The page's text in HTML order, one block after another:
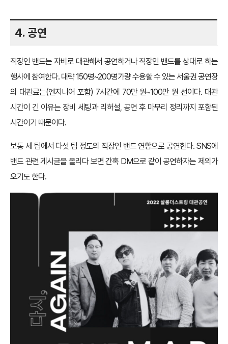
4. 공연
직장인 밴드는 자비로 대관해서 공연하거나 직장인 밴드를 상대로 하는
행사에 참여한다. 대략 150명~200명가량 수용할 수 있는 서울권 공연장
의 대관료는(엔지니어 포함) 7시간에 70만 원~100만 원 선이다. 대관
시간이 긴 이유는 장비 세팅과 리허설, 공연 후 마무리 정리까지 포함된
시간이기 때문이다.
보통 세 팀에서 다섯 팀 정도의 직장인 밴드 연합으로 공연한다. SNS에
밴드 관련 게시글을 올리다 보면 간혹 DM으로 같이 공연하자는 제의가
오기도 한다.